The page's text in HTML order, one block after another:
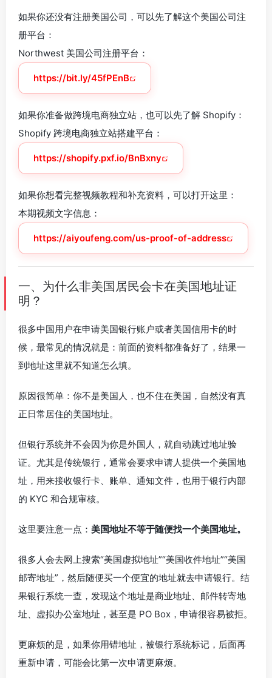
如果你还没有注册美国公司，可以先了解这个美国公司注
册平台：
Northwest 美国公司注册平台：
https://bit.ly/45fPEnB
如果你准备做跨境电商独立站，也可以先了解 Shopify：
Shopify 跨境电商独立站搭建平台：
https://shopify.pxf.io/BnBxny
如果你想看完整视频教程和补充资料，可以打开这里：
本期视频文字信息：
https://aiyoufeng.com/us-proof-of-address
一、为什么非美国居民会卡在美国地址证
明？
很多中国用户在申请美国银行账户或者美国信用卡的时
候，最常见的情况就是：前面的资料都准备好了，结果一
到地址这里就不知道怎么填。
原因很简单：你不是美国人，也不住在美国，自然没有真
正日常居住的美国地址。
但银行系统并不会因为你是外国人，就自动跳过地址验
证。尤其是传统银行，通常会要求申请人提供一个美国地
址，用来接收银行卡、账单、通知文件，也用于银行内部
的 KYC 和合规审核。
这里要注意一点： 美国地址不等于随便找一个美国地址。
很多人会去网上搜索“美国虚拟地址”“美国收件地址”“美国
邮寄地址”，然后随便买一个便宜的地址就去申请银行。结
果银行系统一查，发现这个地址是商业地址、邮件转寄地
址、虚拟办公室地址，甚至是 PO Box，申请很容易被拒。
更麻烦的是，如果你用错地址，被银行系统标记，后面再
重新申请，可能会比第一次申请更麻烦。